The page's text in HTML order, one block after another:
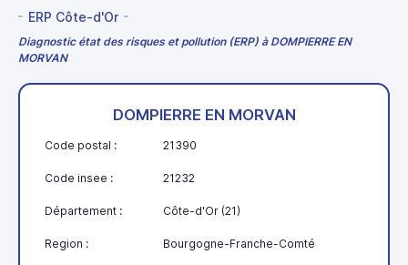
ERP Côte-d'Or
Diagnostic état des risques et pollution (ERP) à DOMPIERRE EN
MORVAN
DOMPIERRE EN MORVAN
Code postal : 21390
Code insee : 21232
Département : Côte-d'Or (21)
Region : Bourgogne-Franche-Comté